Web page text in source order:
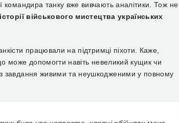
командира танку вже вивчаютьаналітики.Тож не
військового мистецтва українських
працювали на підтримці піхоти. Каже,
може допомогти навіть невеликий кущик чи
завдання живими та неушкодженими у повному